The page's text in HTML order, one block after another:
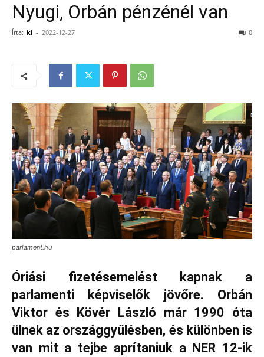
Nyugi, Orbán pénzénél van
Írta: ki - 2022-12-27 0
parlament.hu
Óriási fizetésemelést kapnak a
parlamenti képviselők jövőre. Orbán
Viktor és Kövér László már 1990 óta
ülnek az országgyűlésben, és különben is
van mit a tejbe aprítaniuk a NER 12-ik